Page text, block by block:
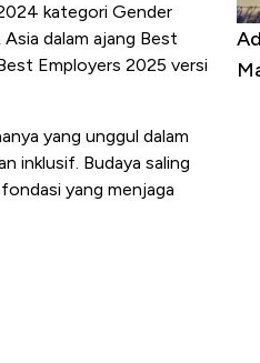
kategori Gender
dalam ajang Best
Employers 2025 versi
yang unggul dalam
inklusif. Budaya saling
yang menjaga
Ekspor, Harga
ke Zona Berbahaya